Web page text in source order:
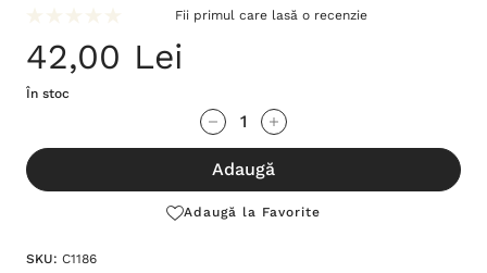
Fii primul care lasă o recenzie
42,00 Lei
În stoc
te!
Stocul
Adaugă
Adaugă la Favorite
SKU: C1186